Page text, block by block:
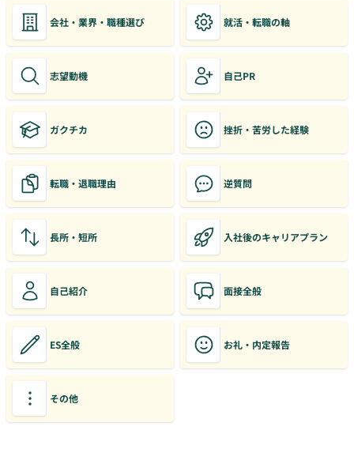
会社・業界・職種選び 就活・転職の軸
志望動機 自己PR
ガクチカ 挫折・苦労した経験
転職・退職理由 逆質問
長所・短所 入社後のキャリアプラン
自己紹介 面接全般
ES全般 お礼・内定報告
その他